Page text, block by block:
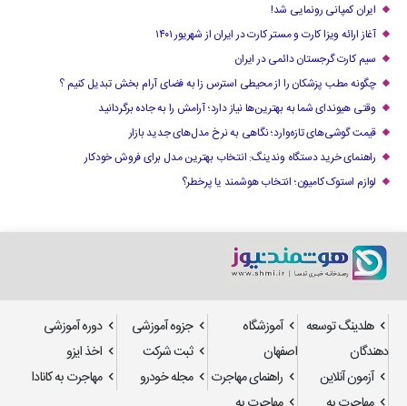
ایران کمپانی رونمایی شد!
آغاز ارائه ویزا کارت و مستر کارت در ایران از شهریور ۱۴۰۱
سیم کارت گرجستان دائمی در ایران
چگونه مطب پزشکان را از محیطی استرس زا به فضای آرام بخش تبدیل کنیم ؟
وقتی هیوندای شما به بهترین‌ها نیاز دارد؛ آرامش را به جاده برگردانید
قیمت گوشی‌های تازه‌وارد؛ نگاهی به نرخ مدل‌های جدید بازار
راهنمای خرید دستگاه وندینگ: انتخاب بهترین مدل برای فروش خودکار
لوازم استوک کامیون؛ انتخاب هوشمند یا پرخطر؟
هلدینگ توسعه
دهندگان
آموزشگاه
اصفهان
جزوه آموزشی
دوره آموزشی
ثبت شرکت
اخذ ایزو
آزمون آنلاین
راهنمای مهاجرت مجله خودرو
مهاجرت به کانادا